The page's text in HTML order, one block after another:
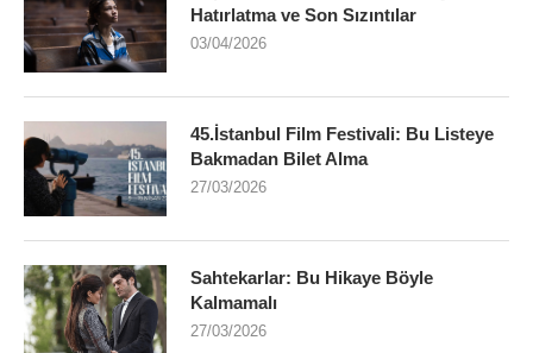
Hatırlatma ve Son Sızıntılar
03/04/2026
45.İstanbul Film Festivali: Bu Listeye
Bakmadan Bilet Alma
27/03/2026
Sahtekarlar: Bu Hikaye Böyle
Kalmamalı
27/03/2026